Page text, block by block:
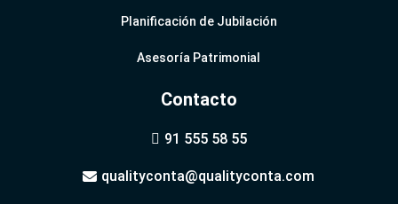
Planificación de Jubilación
Asesoría Patrimonial
Contacto
 91 555 58 55
 qualityconta@qualityconta.com